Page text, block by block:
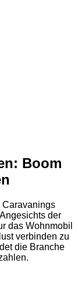
Boom
Caravanings
der
das Wohnmobil
verbinden zu
die Branche